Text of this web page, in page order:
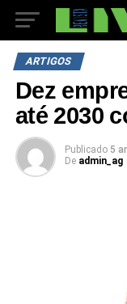
ARTIGOS
Dez
até 2030
Publicado 5
De admin_ag